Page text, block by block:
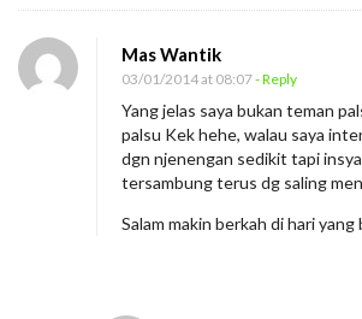
Mas Wantik
03/01/2014 at 08:07- Reply
Yang jelas saya bukan teman
palsu Kek hehe, walau saya
dgn njenengan sedikit tapi
tersambung terus dg saling
Salam makin berkah di hari yang